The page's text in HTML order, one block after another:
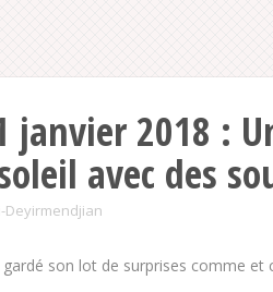
janvier 2018 :
avec des
Deyirmendjian
son lot de surprises comme et